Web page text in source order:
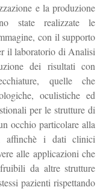
e la produzione
state realizzate le
con il supporto
il laboratorio di Analisi
dei risultati con
quelle che
oculistiche ed
per le strutture di
occhio particolare alla
affinchè i dati clinici
alle applicazioni che
da altre strutture
pazienti rispettando